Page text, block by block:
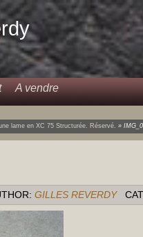
A vendre
lame en XC 75 Structurée. Réservé. »
GILLES REVERDY